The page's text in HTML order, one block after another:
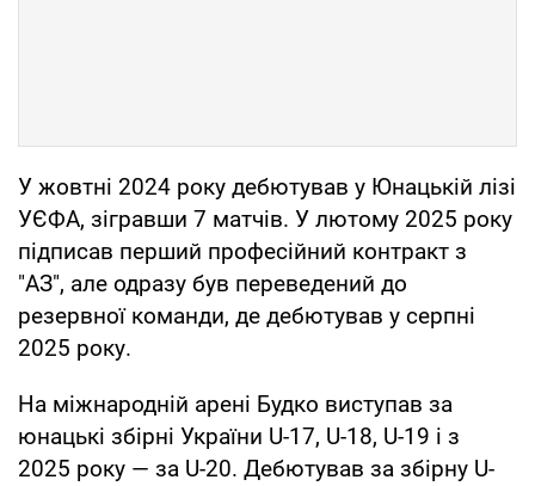
У жовтні 2024 року дебютував у Юнацькій лізі
УЄФА, зігравши 7 матчів. У лютому 2025 року
підписав перший професійний контракт з
"АЗ", але одразу був переведений до
резервної команди, де дебютував у серпні
2025 року.
На міжнародній арені Будко виступав за
юнацькі збірні України U-17, U-18, U-19 і з
2025 року — за U-20. Дебютував за збірну U-